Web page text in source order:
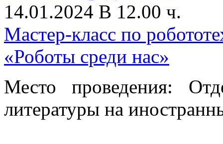
14.01.2024 В 12.00 ч.
Мастер-класс по
«Роботы среди нас»
Место проведения:
литературы на